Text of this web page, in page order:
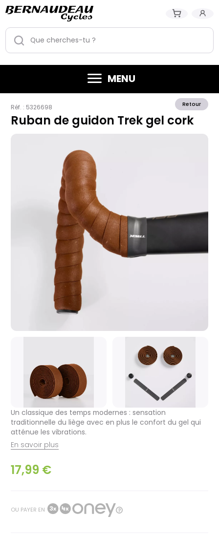
MENU
Retour
Réf. : 5326698
Ruban de guidon Trek gel cork
Un classique des temps modernes : sensation
traditionnelle du liège avec en plus le confort du gel qui
atténue les vibrations.
En savoir plus
17,99 €
OU PAYER EN